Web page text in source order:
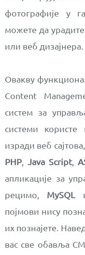
фотографије у
можете да
или веб дизајнера.
Овакву
Content
систем за
системи користе
изради веб
PHP,Java Script,
апликације за
рецимо, MySQLи
појмови нису
их познајете.
вас све обавља